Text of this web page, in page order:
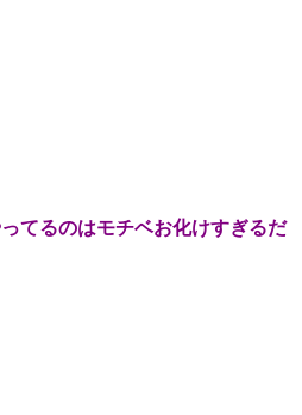
てるのはモチベお化けすぎるだ